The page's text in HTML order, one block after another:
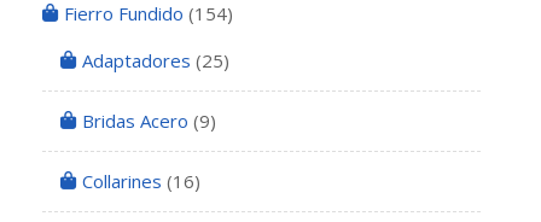
Fierro Fundido (154)
Adaptadores (25)
Bridas Acero (9)
Collarines (16)